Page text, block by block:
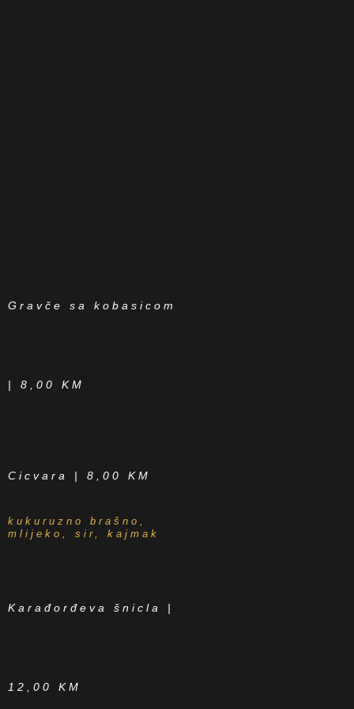
Gravče sa kobasicom
| 8,00 KM
Cicvara | 8,00 KM
kukuruzno brašno,
mlijeko, sir, kajmak
Karađorđeva šnicla |
12,00 KM